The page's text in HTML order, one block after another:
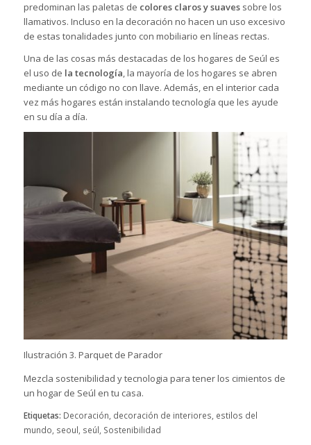
predominan las paletas de colores claros y suavessobre los
llamativos. Incluso en la decoración no hacen un uso excesivo
de estas tonalidades junto con mobiliario en líneas rectas.
Una de las cosas más destacadas de los hogares de Seúl es
el uso de la tecnología, la mayoría de los hogares se abren
mediante un código no con llave. Además, en el interior cada
vez más hogares están instalando tecnología que les ayude
en su día a día.
Ilustración 3. Parquet de Parador
Mezcla sostenibilidad y tecnologia para tener los cimientos de
un hogar de Seúl en tu casa.
Etiquetas: Decoración, decoración de interiores, estilos del
mundo, seoul, seúl, Sostenibilidad